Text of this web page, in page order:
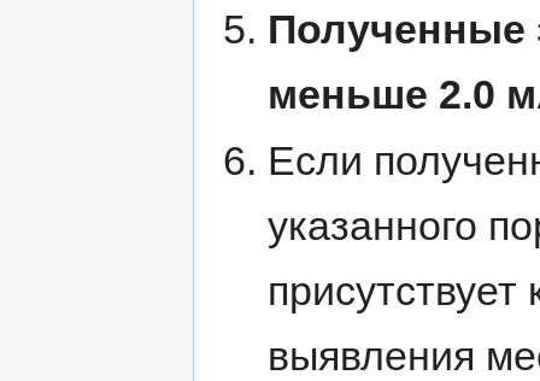
Полученные
меньше 2.0
Если
указанного
выявления